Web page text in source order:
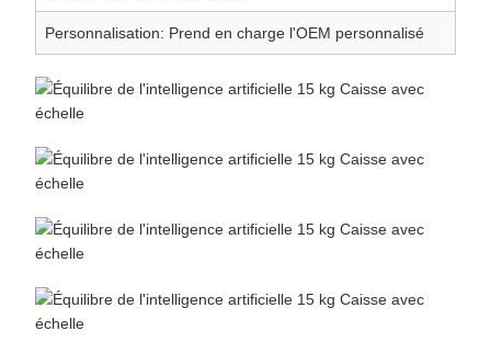
Personnalisation: Prend en charge l'OEM personnalisé